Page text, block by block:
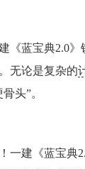
《蓝宝典2.0》
无论是复杂的
头”。
一建《蓝宝典